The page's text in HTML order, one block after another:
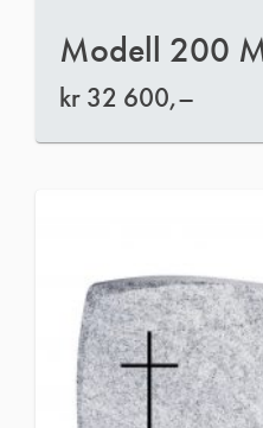
Modell 200
kr 32 600,–